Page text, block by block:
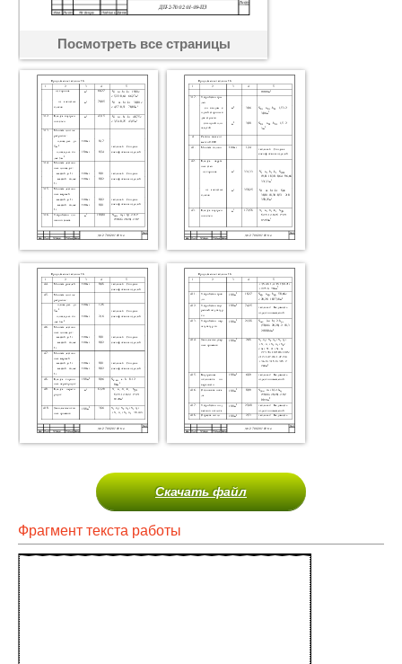
Посмотреть все страницы
Скачать файл
Фрагмент текста работы